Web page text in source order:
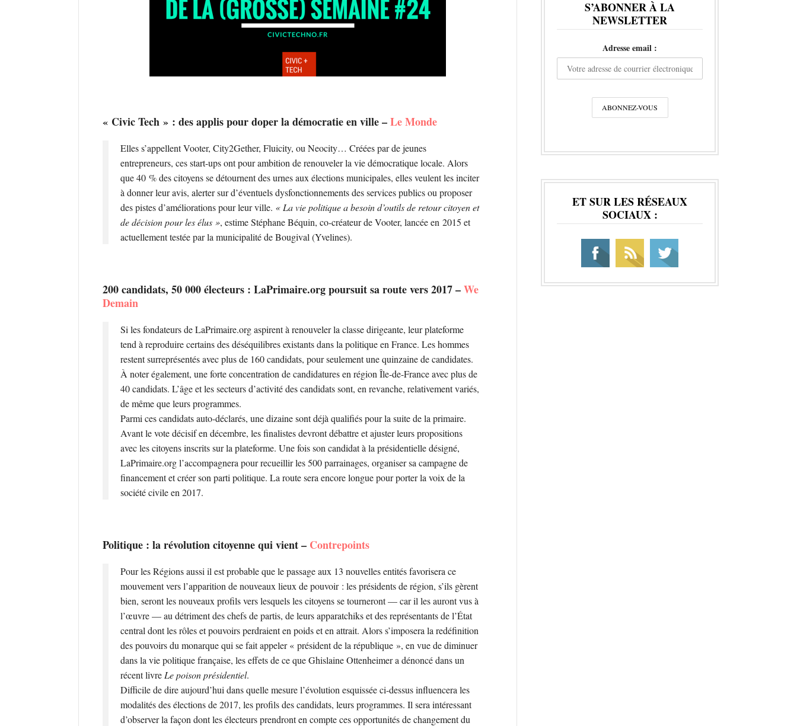
« Civic Tech » : des applis pour doper la démocratie en ville –Le Monde
Elles s’appellent Vooter, City2Gether, Fluicity, ou Neocity… Créées par de jeunes
entrepreneurs, ces start-ups ont pour ambition de renouveler la vie démocratique locale. Alors
que 40 % des citoyens se détournent des urnes aux élections municipales, elles veulent les inciter
à donner leur avis, alerter sur d’éventuels dysfonctionnements des services publics ou proposer
des pistes d’améliorations pour leur ville. « La vie politique a besoin d’outils de retour citoyen et
de décision pour les élus », estime Stéphane Béquin, co-créateur de Vooter, lancée en 2015 et
actuellement testée par la municipalité de Bougival (Yvelines).
200 candidats, 50 000 électeurs : LaPrimaire.org poursuit sa route vers 2017 –We
Demain
Si les fondateurs de LaPrimaire.org aspirent à renouveler la classe dirigeante, leur plateforme
tend à reproduire certains des déséquilibres existants dans la politique en France. Les hommes
restent surreprésentés avec plus de 160 candidats, pour seulement une quinzaine de candidates.
À noter également, une forte concentration de candidatures en région Île-de-France avec plus de
40 candidats. L’âge et les secteurs d’activité des candidats sont, en revanche, relativement variés,
de même que leurs programmes.
Parmi ces candidats auto-déclarés, une dizaine sont déjà qualifiés pour la suite de la primaire.
Avant le vote décisif en décembre, les finalistes devront débattre et ajuster leurs propositions
avec les citoyens inscrits sur la plateforme. Une fois son candidat à la présidentielle désigné,
LaPrimaire.org l’accompagnera pour recueillir les 500 parrainages, organiser sa campagne de
financement et créer son parti politique. La route sera encore longue pour porter la voix de la
société civile en 2017.
Politique : la révolution citoyenne qui vient – Contrepoints
Pour les Régions aussi il est probable que le passage aux 13 nouvelles entités favorisera ce
mouvement vers l’apparition de nouveaux lieux de pouvoir : les présidents de région, s’ils gèrent
bien, seront les nouveaux profils vers lesquels les citoyens se tourneront — car il les auront vus à
l’œuvre — au détriment des chefs de partis, de leurs apparatchiks et des représentants de l’État
central dont les rôles et pouvoirs perdraient en poids et en attrait. Alors s’imposera la redéfinition
des pouvoirs du monarque qui se fait appeler « président de la république », en vue de diminuer
dans la vie politique française, les effets de ce que Ghislaine Ottenheimer a dénoncé dans un
récent livre Le poison présidentiel.
Difficile de dire aujourd’hui dans quelle mesure l’évolution esquissée ci-dessus influencera les
modalités des élections de 2017, les profils des candidats, leurs programmes. Il sera intéressant
d’observer la façon dont les électeurs prendront en compte ces opportunités de changement du
S’ABONNER À LA
NEWSLETTER
Adresse email :
ET SUR LES RÉSEAUX
SOCIAUX :